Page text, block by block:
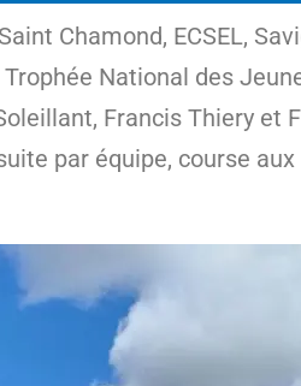
Chamond, ECSEL,
National des
Francis Thiery et
par équipe, course